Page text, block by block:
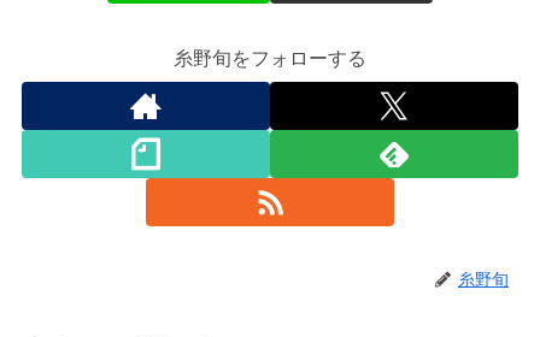
糸野旬をフォローする
糸野旬